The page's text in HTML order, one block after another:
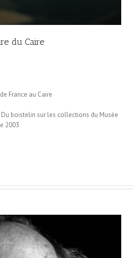
du Caire
France au Caire
Du boistelin sur les collections du Musée
2003